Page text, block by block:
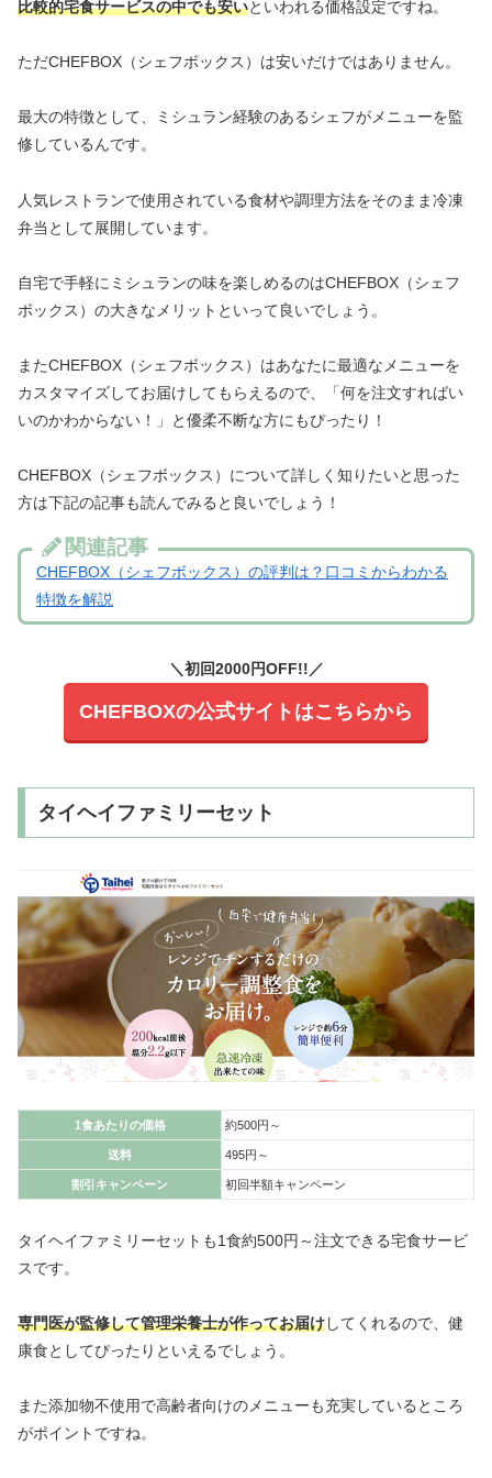
比較的宅食サービスの中でも安いといわれる価格設定ですね。
ただCHEFBOX（シェフボックス）は安いだけではありません。
最大の特徴として、ミシュラン経験のあるシェフがメニューを監
修しているんです。
人気レストランで使用されている食材や調理方法をそのまま冷凍
弁当として展開しています。
自宅で手軽にミシュランの味を楽しめるのはCHEFBOX（シェフ
ボックス）の大きなメリットといって良いでしょう。
またCHEFBOX（シェフボックス）はあなたに最適なメニューを
カスタマイズしてお届けしてもらえるので、「何を注文すればい
いのかわからない！」と優柔不断な方にもぴったり！
CHEFBOX（シェフボックス）について詳しく知りたいと思った
方は下記の記事も読んでみると良いでしょう！
関連記事
CHEFBOX（シェフボックス）の評判は？口コミからわかる
特徴を解説
＼初回2000円OFF!!／
CHEFBOXの公式サイトはこちらから
タイヘイファミリーセット
1食あたりの価格 約500円～
送料 495円～
割引キャンペーン 初回半額キャンペーン
タイヘイファミリーセットも1食約500円～注文できる宅食サービ
スです。
専門医が監修して管理栄養士が作ってお届けしてくれるので、健
康食としてぴったりといえるでしょう。
また添加物不使用で高齢者向けのメニューも充実しているところ
がポイントですね。